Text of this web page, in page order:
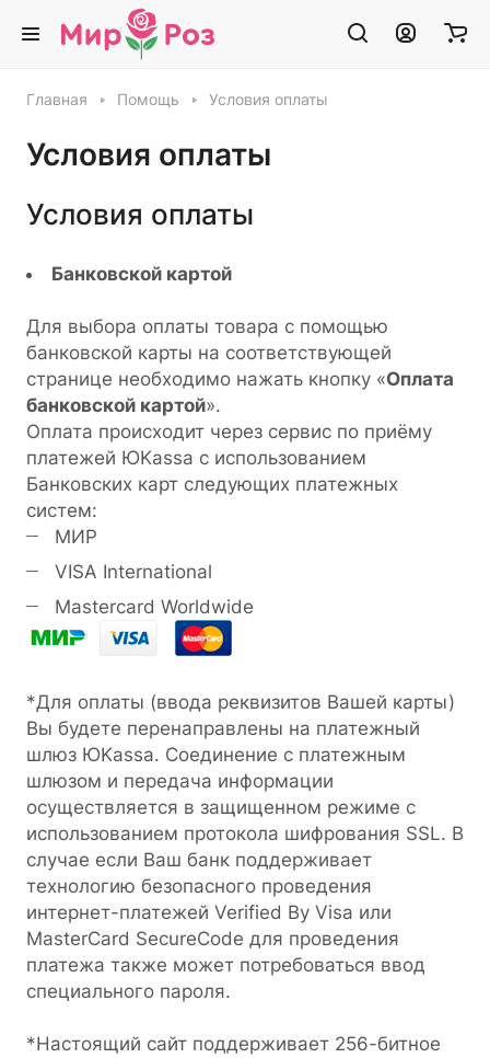
Главная Помощь Условия оплаты
Условия оплаты
Условия оплаты
Банковской картой
Для выбора оплаты товара с помощью
банковской карты на соответствующей
странице необходимо нажать кнопку «Оплата
банковской картой».
Оплата происходит через сервис по приёму
платежей ЮKassa с использованием
Банковских карт следующих платежных
систем:
МИР
VISA International
Mastercard Worldwide
*Для оплаты (ввода реквизитов Вашей карты)
Вы будете перенаправлены на платежный
шлюз ЮKassa. Соединение с платежным
шлюзом и передача информации
осуществляется в защищенном режиме с
использованием протокола шифрования SSL. В
случае если Ваш банк поддерживает
технологию безопасного проведения
интернет-платежей Verified By Visa или
MasterCard SecureCode для проведения
платежа также может потребоваться ввод
специального пароля.
*Настоящий сайт поддерживает 256-битное